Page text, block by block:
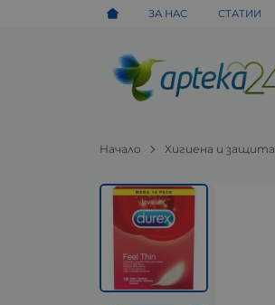
ЗА НАС СТАТИИ
Начало Хигиена и защита